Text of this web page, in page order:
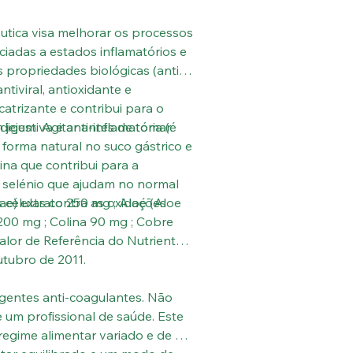
visa melhorar os processos
a estados inflamatórios e
propriedades biológicas (anti
antioxidante e
e contribui para o
e anti-inflamatória (é
natural no suco gástrico e
que contribui para a
que ajudam no normal
contra as oxidações
Agitar antes de tomar.
extrato 250 mg ; Aloé (Aloe
mg ; Colina 90 mg ; Cobre
de Referência do Nutriente)
de 2011.
anti-coagulantes. Não
profissional de saúde. Este
alimentar variado e de um